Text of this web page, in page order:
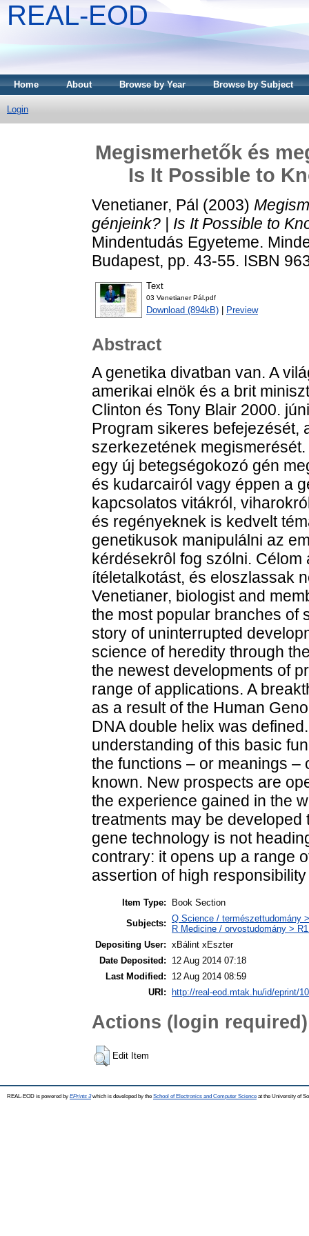
REAL-EOD
Home About Browse by Year Browse by Subject
Login
Megismerhetők és
Is It Possible to
Venetianer, Pál (2003)
génjeink? | Is It Possible to
Mindentudás Egyeteme.
Budapest, pp. 43-55. ISBN
Text
03 Venetianer Pál.pdf
Download (894kB) Preview
Abstract
A genetika divatban van. A
amerikai elnök és a brit
Clinton és Tony Blair 2000.
Program sikeres befejezését,
szerkezetének
egy új betegségokozó gén
és kudarcairól vagy éppen a
kapcsolatos vitákról,
és regényeknek is kedvelt
genetikusok manipulálni az
kérdésekrôl fog szólni.
ítéletalkotást, és eloszlassak
Venetianer, biologist and
the most popular branches of
story of uninterrupted
science of heredity through
the newest developments of
range of applications. A
as a result of the Human
DNA double helix was
understanding of this basic
the functions – or meanings
known. New prospects are
the experience gained in the
treatments may be
gene technology is not
contrary: it opens up a range
assertion of high
Item Type:
Book Section
Subjects: Q Science / természettudomány
R Medicine / orvostudomány >
Depositing User: xBálint xEszter
Date Deposited:
12 Aug 2014 07:18
Last Modified:
12 Aug 2014 08:59
URI: http://real-eod.mtak.hu/id/eprint/
Actions (login required)
Edit Item
REAL-EOD is powered by EPrints 3which is developed by the School of Electronics and Computer Science at the University of